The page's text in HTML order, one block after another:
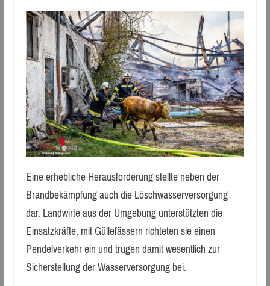
Eine erhebliche Herausforderung stellte neben der
Brandbekämpfung auch die Löschwasserversorgung
dar. Landwirte aus der Umgebung unterstützten die
Einsatzkräfte, mit Güllefässern richteten sie einen
Pendelverkehr ein und trugen damit wesentlich zur
Sicherstellung der Wasserversorgung bei.